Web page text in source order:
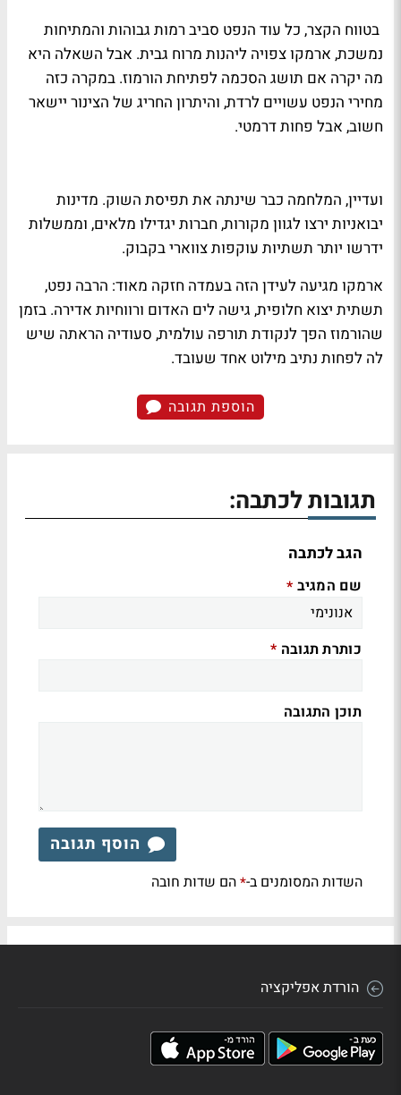
בטווח הקצר, כל עוד הנפט סביב רמות גבוהות והמתיחות
נמשכת, ארמקו צפויה ליהנות מרוח גבית. אבל השאלה היא
מה יקרה אם תושג הסכמה לפתיחת הורמוז. במקרה כזה
מחירי הנפט עשויים לרדת, והיתרון החריג של הצינור יישאר
חשוב, אבל פחות דרמטי.
ועדיין, המלחמה כבר שינתה את תפיסת השוק. מדינות
יבואניות ירצו לגוון מקורות, חברות יגדילו מלאים, וממשלות
ידרשו יותר תשתיות עוקפות צווארי בקבוק.
ארמקו מגיעה לעידן הזה בעמדה חזקה מאוד: הרבה נפט,
תשתית יצוא חלופית, גישה לים האדום ורווחיות אדירה. בזמן
שהורמוז הפך לנקודת תורפה עולמית, סעודיה הראתה שיש
לה לפחות נתיב מילוט אחד שעובד.
הוספת תגובה
תגובות לכתבה:
הגב לכתבה
שם המגיב *
כותרת תגובה *
תוכן התגובה
הוסף תגובה
השדות המסומנים ב-*הם שדות חובה
הורדת אפליקציה